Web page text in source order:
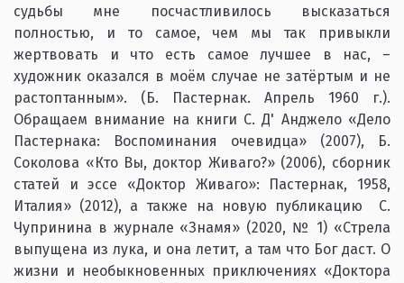
судьбы мне посчастливилось высказаться
полностью, и то самое, чем мы так привыкли
жертвовать и что есть самое лучшее в нас, –
художник оказался в моём случае не затёртым и не
растоптанным». (Б. Пастернак. Апрель 1960 г.).
Обращаем внимание на книги С. Д' Анджело «Дело
Пастернака: Воспоминания очевидца» (2007), Б.
Соколова «Кто Вы, доктор Живаго?» (2006), сборник
статей и эссе «Доктор Живаго»: Пастернак, 1958,
Италия» (2012), а также на новую публикацию С.
Чупринина в журнале «Знамя» (2020, № 1) «Стрела
выпущена из лука, и она летит, а там что Бог даст. О
жизни и необыкновенных приключениях «Доктора